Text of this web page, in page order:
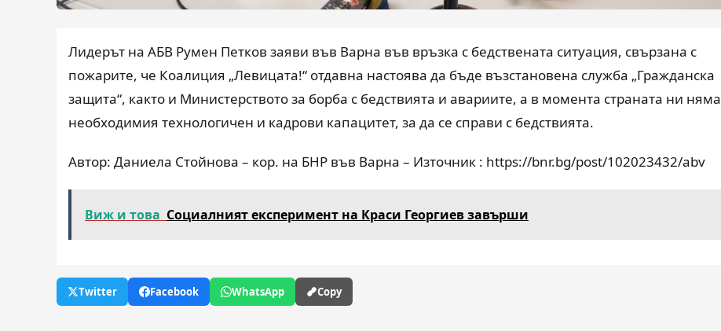
Лидерът на АБВ Румен Петков заяви във Варна във връзка с бедствената ситуация, свързана с
пожарите, че Коалиция „Левицата!“ отдавна настоява да бъде възстановена служба „Гражданска
защита“, както и Министерството за борба с бедствията и авариите, а в момента страната ни няма
необходимия технологичен и кадрови капацитет, за да се справи с бедствията.
Автор: Даниела Стойнова – кор. на БНР във Варна – Източник : https://bnr.bg/post/102023432/abv
Виж и това Социалният експеримент на Краси Георгиев завърши
Twitter Facebook WhatsApp Copy